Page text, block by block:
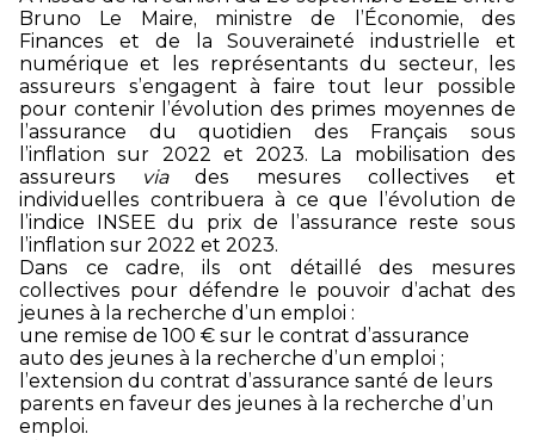
Bruno Le Maire, ministre de l’Économie, des
Finances et de la Souveraineté industrielle et
numérique et les représentants du secteur, les
assureurs s’engagent à faire tout leur possible
pour contenir l’évolution des primes moyennes de
l’assurance du quotidien des Français sous
l’inflation sur 2022 et 2023. La mobilisation des
assureurs viades mesures collectives et
individuelles contribuera à ce que l’évolution de
l’indice INSEE du prix de l’assurance reste sous
l’inflation sur 2022 et 2023.
Dans ce cadre, ils ont détaillé des mesures
collectives pour défendre le pouvoir d’achat des
jeunes à la recherche d’un emploi :
une remise de 100 € sur le contrat d’assurance
auto des jeunes à la recherche d’un emploi ;
l’extension du contrat d’assurance santé de leurs
parents en faveur des jeunes à la recherche d’un
emploi.